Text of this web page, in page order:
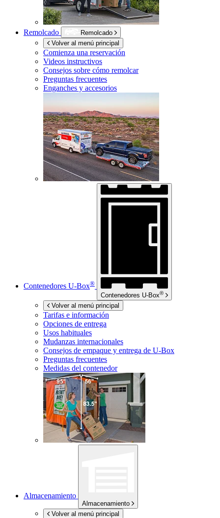
Remolcado
Remolcado
Volver al menú principal
Comienza una reservación
Videos instructivos
Consejos sobre cómo remolcar
Preguntas frecuentes
Enganches y accesorios
Contenedores U-Box®
Contenedores U-Box®
Volver al menú principal
Tarifas e información
Opciones de entrega
Usos habituales
Mudanzas internacionales
Consejos de empaque y entrega de U-Box
Preguntas frecuentes
Medidas del contenedor
Almacenamiento
Almacenamiento
Volver al menú principal